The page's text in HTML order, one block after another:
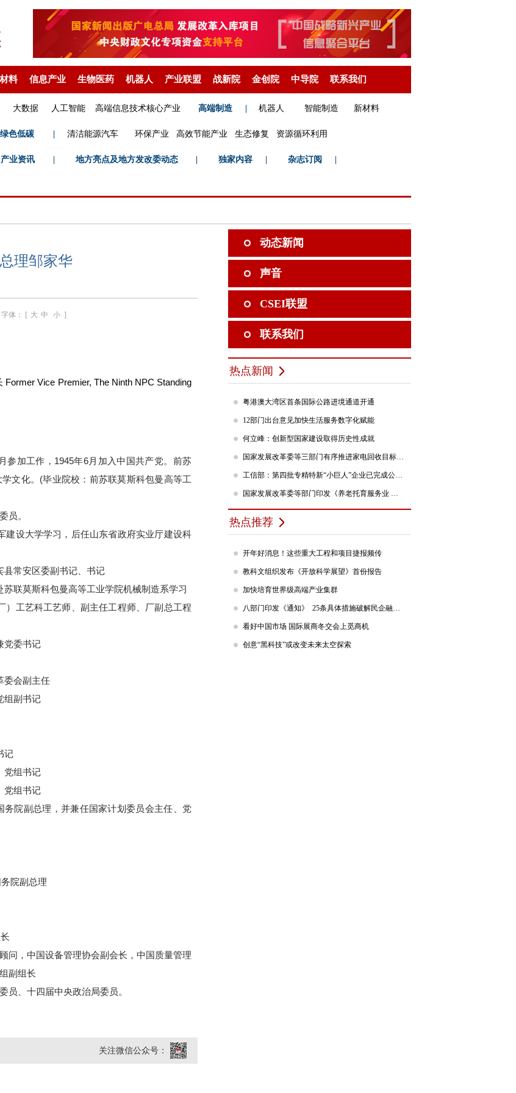
料 信息产业 生物医药 机器人 产业联盟 战新院 金创院 中导院 联系我们
大数据 人工智能 高端信息技术核心产业 高端制造 机器人 智能制造 新材料
绿色低碳 清洁能源汽车 环保产业 高效节能产业 生态修复 资源循环利用
产业资讯 地方亮点及地方发改委动态 独家内容 杂志订阅
理邹家华
字体： [ 大 中 小 ]
Vice Premier, The Ninth NPC Standing
参加工作，1945年6月加入中国共产党。前苏
文化。(毕业院校：前苏联莫斯科包曼高等工
员。
设大学学习，后任山东省政府实业厅建设科
常安区委副书记、书记
联莫斯科包曼高等工业学院机械制造系学习
工艺科工艺师、副主任工程师、厂副总工程
党委书记
委会副主任
组副书记
记
党组书记
党组书记
院副总理，并兼任国家计划委员会主任、党
院副总理
问，中国设备管理协会副会长，中国质量管理
副组长
员、十四届中央政治局委员。
关注微信公众号：
动态新闻
声音
CSEI联盟
联系我们
热点新闻
粤港澳大湾区首条国际公路进境通道开通
12部门出台意见加快生活服务数字化赋能
何立峰：创新型国家建设取得历史性成就
国家发展改革委等三部门有序推进家电回收目标责任制行动
工信部：第四批专精特新“小巨人”企业已完成公示，民营企业占84%
国家发展改革委等部门印发《养老托育服务业 纾困扶持若干政策措施》的通知
热点推荐
开年好消息！这些重大工程和项目捷报频传
教科文组织发布《开放科学展望》首份报告
加快培育世界级高端产业集群
八部门印发《通知》 25条具体措施破解民企融资难题
看好中国市场 国际展商冬交会上觅商机
创意“黑科技”或改变未来太空探索